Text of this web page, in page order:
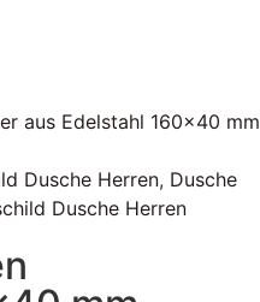
aus Edelstahl 160x40 mm
Dusche Herren, Dusche
Dusche Herren